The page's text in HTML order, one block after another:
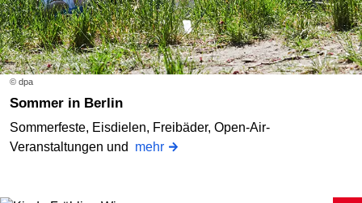
© dpa
Sommer in Berlin
Sommerfeste, Eisdielen, Freibäder, Open-Air-
Veranstaltungen und mehr